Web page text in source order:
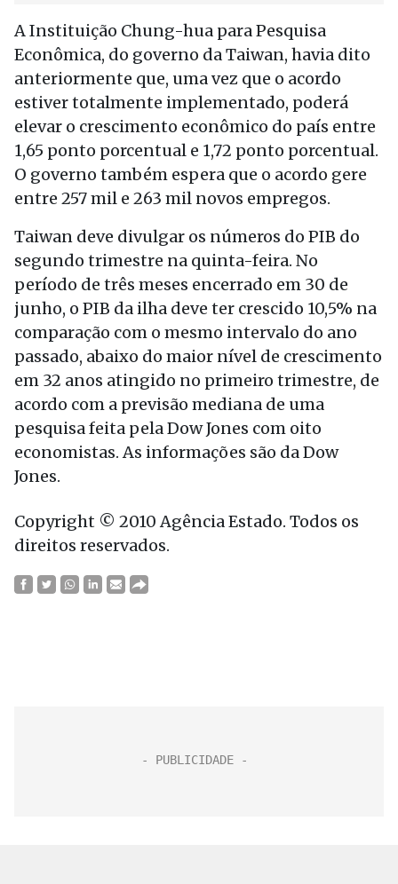
A Instituição Chung-hua para Pesquisa
Econômica, do governo da Taiwan, havia dito
anteriormente que, uma vez que o acordo
estiver totalmente implementado, poderá
elevar o crescimento econômico do país entre
1,65 ponto porcentual e 1,72 ponto porcentual.
O governo também espera que o acordo gere
entre 257 mil e 263 mil novos empregos.
Taiwan deve divulgar os números do PIB do
segundo trimestre na quinta-feira. No
período de três meses encerrado em 30 de
junho, o PIB da ilha deve ter crescido 10,5% na
comparação com o mesmo intervalo do ano
passado, abaixo do maior nível de crescimento
em 32 anos atingido no primeiro trimestre, de
acordo com a previsão mediana de uma
pesquisa feita pela Dow Jones com oito
economistas. As informações são da Dow
Jones.
Copyright © 2010 Agência Estado. Todos os
direitos reservados.